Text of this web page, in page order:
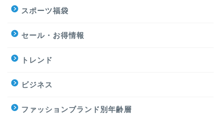
スポーツ福袋
セール・お得情報
トレンド
ビジネス
ファッションブランド別年齢層